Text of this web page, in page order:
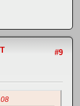
#9